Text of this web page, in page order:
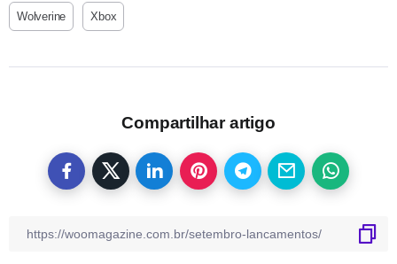
Wolverine Xbox
Compartilhar artigo